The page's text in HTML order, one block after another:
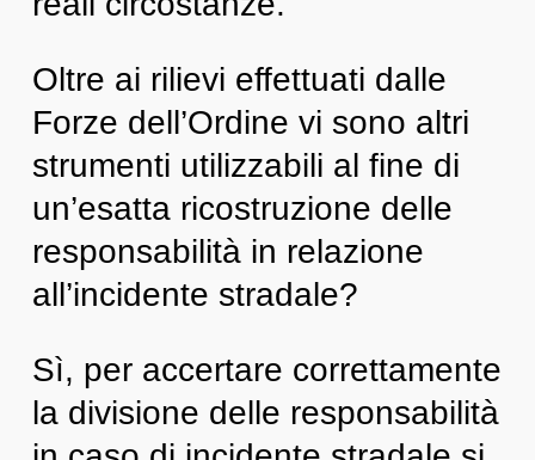
Oltre ai rilievi effettuati dalle
Forze dell’Ordine vi sono altri
strumenti utilizzabili al fine di
un’esatta ricostruzione delle
responsabilità in relazione
all’incidente stradale?
Sì, per accertare correttamente
la divisione delle responsabilità